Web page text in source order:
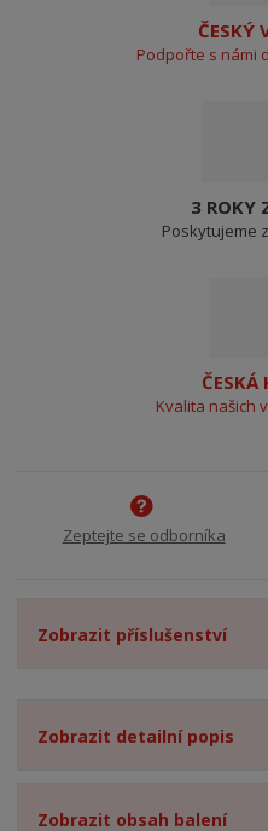
ČESKÝ
Podpořte s námi
3 ROKY
Poskytujeme
ČESKÁ
Kvalita našich
Zeptejte se odborníka
Zobrazit příslušenství
Zobrazit detailní popis
Zobrazit obsah balení